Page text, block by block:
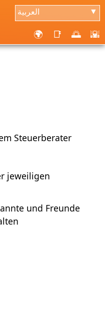
العربية ▼
🌍 📑 🌅 🌇
Steuerberater
jeweiligen
und Freunde